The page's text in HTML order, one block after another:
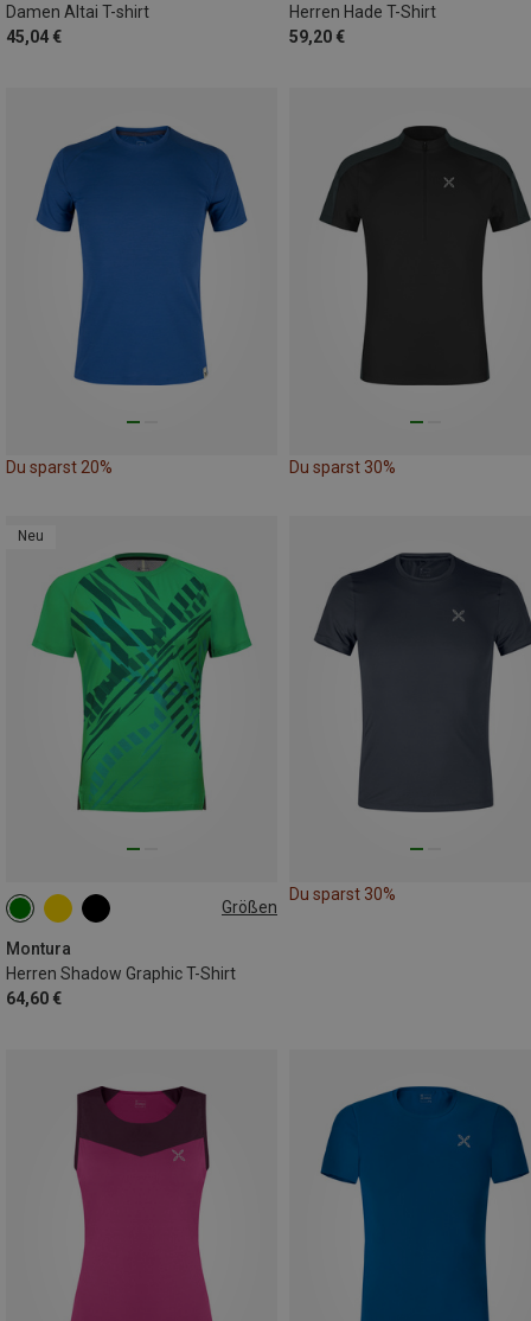
Damen Altai T-shirt
45,04 €
Herren Hade T-Shirt
59,20 €
Du sparst 20% Du sparst 30%
Neu
Größen
Montura
Herren Shadow Graphic T-Shirt
64,60 €
S M L
Du sparst 30%